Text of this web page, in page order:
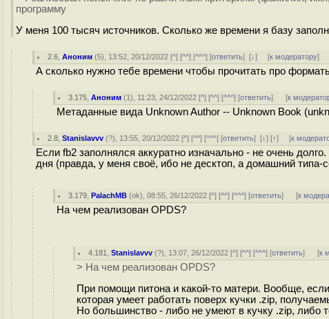
программу
У меня 100 тысяч источников. Сколько же времени я базу
2.6 ,Аноним (5), 13:52, 20/12/2022 [^] [^^] [^^^] [ответить][↓] [к модератору]
А сколько нужно тебе времени чтобы прочитать про
3.175 ,Аноним (1), 11:23, 24/12/2022 [^] [^^] [^^^] [ответить] [к
Метаданные вида Unknown Author -- Unknown Book
2.8 ,Stanislavvv (?), 13:55, 20/12/2022 [^] [^^] [^^^] [ответить][↓] [↑] [к
Если fb2 заполнялся аккуратно изначально - не очень
дня (правда, у меня своё, ибо не десктоп, а домашний типа-
3.179 ,PalachMB (ok), 08:55, 26/12/2022 [^] [^^] [^^^] [ответить] [к
На чем реализован OPDS?
4.181 ,Stanislavvv (?), 13:07, 26/12/2022 [^] [^^] [^^^] [ответить] [к
> На чем реализован OPDS?
При помощи питона и какой-то матери. Вообще,
которая умеет работать поверх кучки .zip,
Но большинство - либо не умеют в кучку .zip, либо